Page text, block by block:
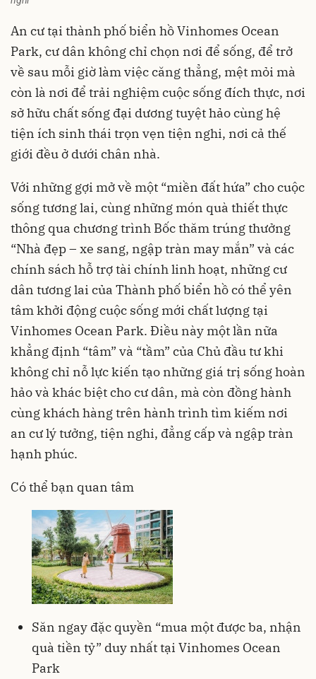
An cư tại thành phố biển hồ Vinhomes Ocean
Park, cư dân không chỉ chọn nơi để sống, để trở
về sau mỗi giờ làm việc căng thẳng, mệt mỏi mà
còn là nơi để trải nghiệm cuộc sống đích thực, nơi
sở hữu chất sống đại dương tuyệt hảo cùng hệ
tiện ích sinh thái trọn vẹn tiện nghi, nơi cả thế
giới đều ở dưới chân nhà.
Với những gợi mở về một “miền đất hứa” cho cuộc
sống tương lai, cùng những món quà thiết thực
thông qua chương trình Bốc thăm trúng thưởng
“Nhà đẹp – xe sang, ngập tràn may mắn” và các
chính sách hỗ trợ tài chính linh hoạt, những cư
dân tương lai của Thành phố biển hồ có thể yên
tâm khởi động cuộc sống mới chất lượng tại
Vinhomes Ocean Park. Điều này một lần nữa
khẳng định “tâm” và “tầm” của Chủ đầu tư khi
không chỉ nỗ lực kiến tạo những giá trị sống hoàn
hảo và khác biệt cho cư dân, mà còn đồng hành
cùng khách hàng trên hành trình tìm kiếm nơi
an cư lý tưởng, tiện nghi, đẳng cấp và ngập tràn
hạnh phúc.
Có thể bạn quan tâm
Săn ngay đặc quyền “mua một được ba, nhận
quà tiền tỷ” duy nhất tại Vinhomes Ocean
Park